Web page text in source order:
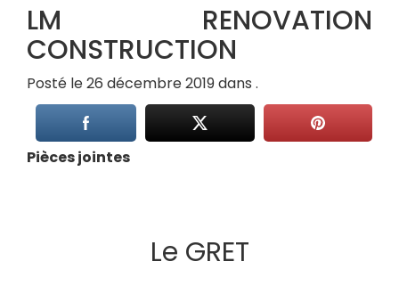
LM RENOVATION
CONSTRUCTION
Posté le 26 décembre 2019 dans .
Pièces jointes
Le GRET